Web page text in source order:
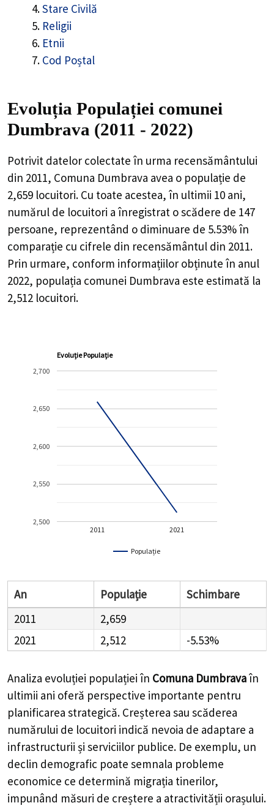
Stare Civilă
Religii
Etnii
Cod Poștal
Evoluția Populației comunei
Dumbrava (2011 - 2022)
Potrivit datelor colectate în urma recensământului
din 2011, Comuna Dumbrava avea o populație de
2,659 locuitori. Cu toate acestea, în ultimii 10 ani,
numărul de locuitori a înregistrat oscădere de 147
persoane, reprezentând o diminuare de 5.53%în
comparație cu cifrele din recensământul din 2011.
Prin urmare, conform informațiilor obținute în anul
2022, populația comunei Dumbrava este estimată la
2,512 locuitori.
Evoluție Populație
Populație
2011 2021
2,500
2,550
2,600
2,650
2,700
An Populație
Schimbare
2011
2,659
2021
2,512 -5.53%
Analiza evoluției populației în Comuna Dumbravaîn
ultimii ani oferă perspective importante pentru
planificarea strategică. Creșterea sau scăderea
numărului de locuitori indică nevoia de adaptare a
infrastructurii și serviciilor publice. De exemplu, un
declin demografic poate semnala probleme
economice ce determină migrația tinerilor,
impunând măsuri de creștere a atractivității orașului.